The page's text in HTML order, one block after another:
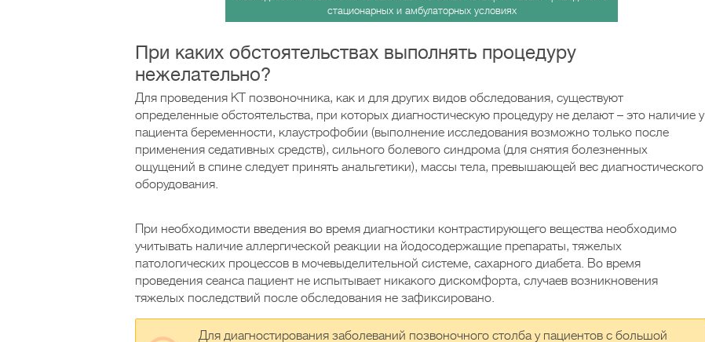
стационарных и амбулаторных условиях
При каких обстоятельствах выполнять процедуру
нежелательно?
Для проведения КТ позвоночника, как и для других видов обследования, существуют
определенные обстоятельства, при которых диагностическую процедуру не делают – это наличие у
пациента беременности, клаустрофобии (выполнение исследования возможно только после
применения седативных средств), сильного болевого синдрома (для снятия болезненных
ощущений в спине следует принять анальгетики), массы тела, превышающей вес диагностического
оборудования.
При необходимости введения во время диагностики контрастирующего вещества необходимо
учитывать наличие аллергической реакции на йодосодержащие препараты, тяжелых
патологических процессов в мочевыделительной системе, сахарного диабета. Во время
проведения сеанса пациент не испытывает никакого дискомфорта, случаев возникновения
тяжелых последствий после обследования не зафиксировано.
Для диагностирования заболеваний позвоночного столба у пациентов с большой